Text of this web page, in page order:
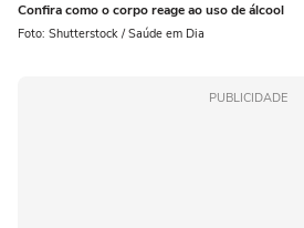
Confira como o corpo reage ao uso de álcool
Foto: Shutterstock / Saúde em Dia
PUBLICIDADE